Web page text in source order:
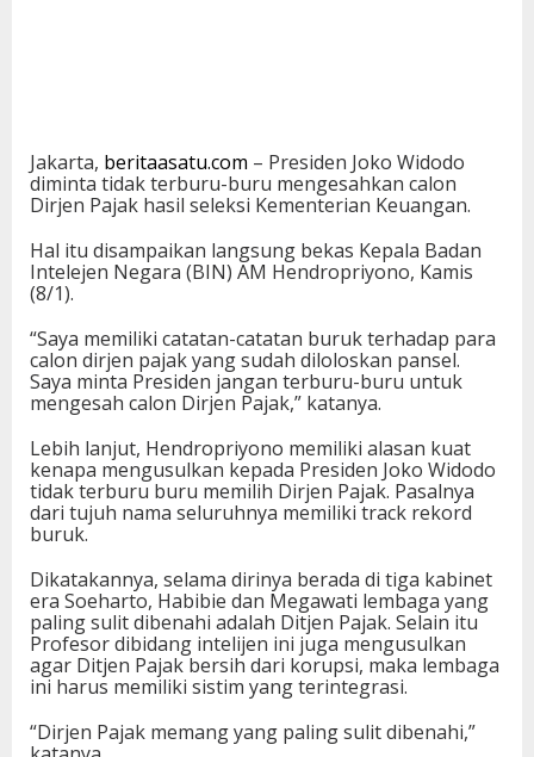
Jakarta, beritaasatu.com – Presiden Joko Widodo
diminta tidak terburu-buru mengesahkan calon
Dirjen Pajak hasil seleksi Kementerian Keuangan.
Hal itu disampaikan langsung bekas Kepala Badan
Intelejen Negara (BIN) AM Hendropriyono, Kamis
(8/1).
“Saya memiliki catatan-catatan buruk terhadap para
calon dirjen pajak yang sudah diloloskan pansel.
Saya minta Presiden jangan terburu-buru untuk
mengesah calon Dirjen Pajak,” katanya.
Lebih lanjut, Hendropriyono memiliki alasan kuat
kenapa mengusulkan kepada Presiden Joko Widodo
tidak terburu buru memilih Dirjen Pajak. Pasalnya
dari tujuh nama seluruhnya memiliki track rekord
buruk.
Dikatakannya, selama dirinya berada di tiga kabinet
era Soeharto, Habibie dan Megawati lembaga yang
paling sulit dibenahi adalah Ditjen Pajak. Selain itu
Profesor dibidang intelijen ini juga mengusulkan
agar Ditjen Pajak bersih dari korupsi, maka lembaga
ini harus memiliki sistim yang terintegrasi.
“Dirjen Pajak memang yang paling sulit dibenahi,”